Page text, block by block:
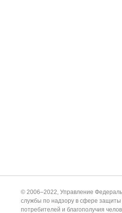
© 2006–2022, Управление
службы по надзору в сфере защиты
потребителей и благополучия